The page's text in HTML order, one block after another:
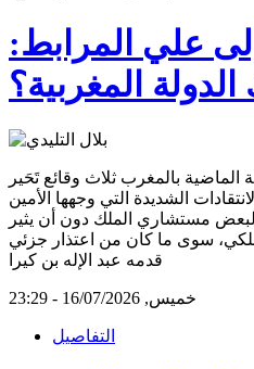
علي المرابط:
المغربية؟
الماضية بالمغرب ثلاث وقائع تَحَير
الشديدة التي وجهها الأمين
لبعض مستشاري الملك دون أن يثير
سوى ما كان من اعتذار جزئي
قدمه عبد الإله بن كيرا
خميس, 16/07/2026 - 23:29
التفاصيل